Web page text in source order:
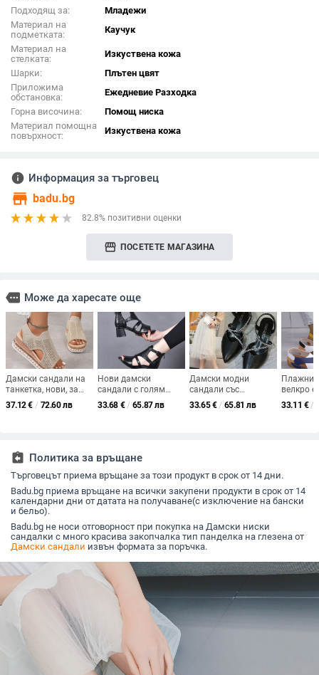
Подходящ за:
Младежи
Материал на
подметката:
Каучук
Материал на
стелката:
Изкуствена кожа
Шарки:
Плътен цвят
Приложима
обстановка:
Ежедневие Разходка
Горна височина:
Помощ ниска
Материал помощна
повърхност:
Изкуствена кожа
info Информация за търговец
store badu.bg
82.8% позитивни оценки
storefront ПОСЕТЕТЕ МАГАЗИНА
more Може да харесате още
Дамски сандали на
танкетка, нови, за
външнотърговски,
големи размери,
рибен връх, дамски
обувки
37.12€ / 72.60 лв
Нови дамски
сандали с голям
размер, кухи, с една
линия, тип „рибя
33.68 € / 65.87 лв
Дамски модни
сандали със
затворени пръсти
2023 Лято нови
33.65€ / 65.81 лв
Плажни
велкро
33.11 € /
assignment_return Политика за връщане
Търговецът приема връщане за този продукт в срок от 14 дни.
Badu.bg приема връщане на всички закупени продукти в срок от 14
календарни дни от датата на получаване(с изключение на бански
и бельо).
Badu.bg не носи отговорност при покупка на Дамски ниски
сандалки с много красива закопчалка тип панделка на глезена от
Дамски сандали извън формата за поръчка.